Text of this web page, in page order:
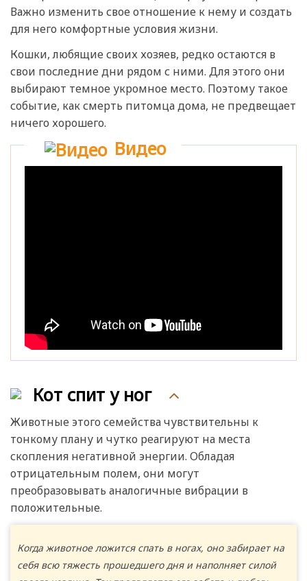
Важно изменить свое отношение к нему и создать
для него комфортные условия жизни.
Кошки, любящие своих хозяев, редко остаются в
свои последние дни рядом с ними. Для этого они
выбирают темное укромное место. Поэтому такое
событие, как смерть питомца дома, не предвещает
ничего хорошего.
Видео
Кот спит у ног
Животные этого семейства чувствительны к
тонкому плану и чутко реагируют на места
скопления негативной энергии. Обладая
отрицательным полем, они могут
преобразовывать аналогичные вибрации в
положительные.
Когда животное ложится спать в ногах, оно забирает на
себя всю тяжесть прошедшего дня и наполняет силой